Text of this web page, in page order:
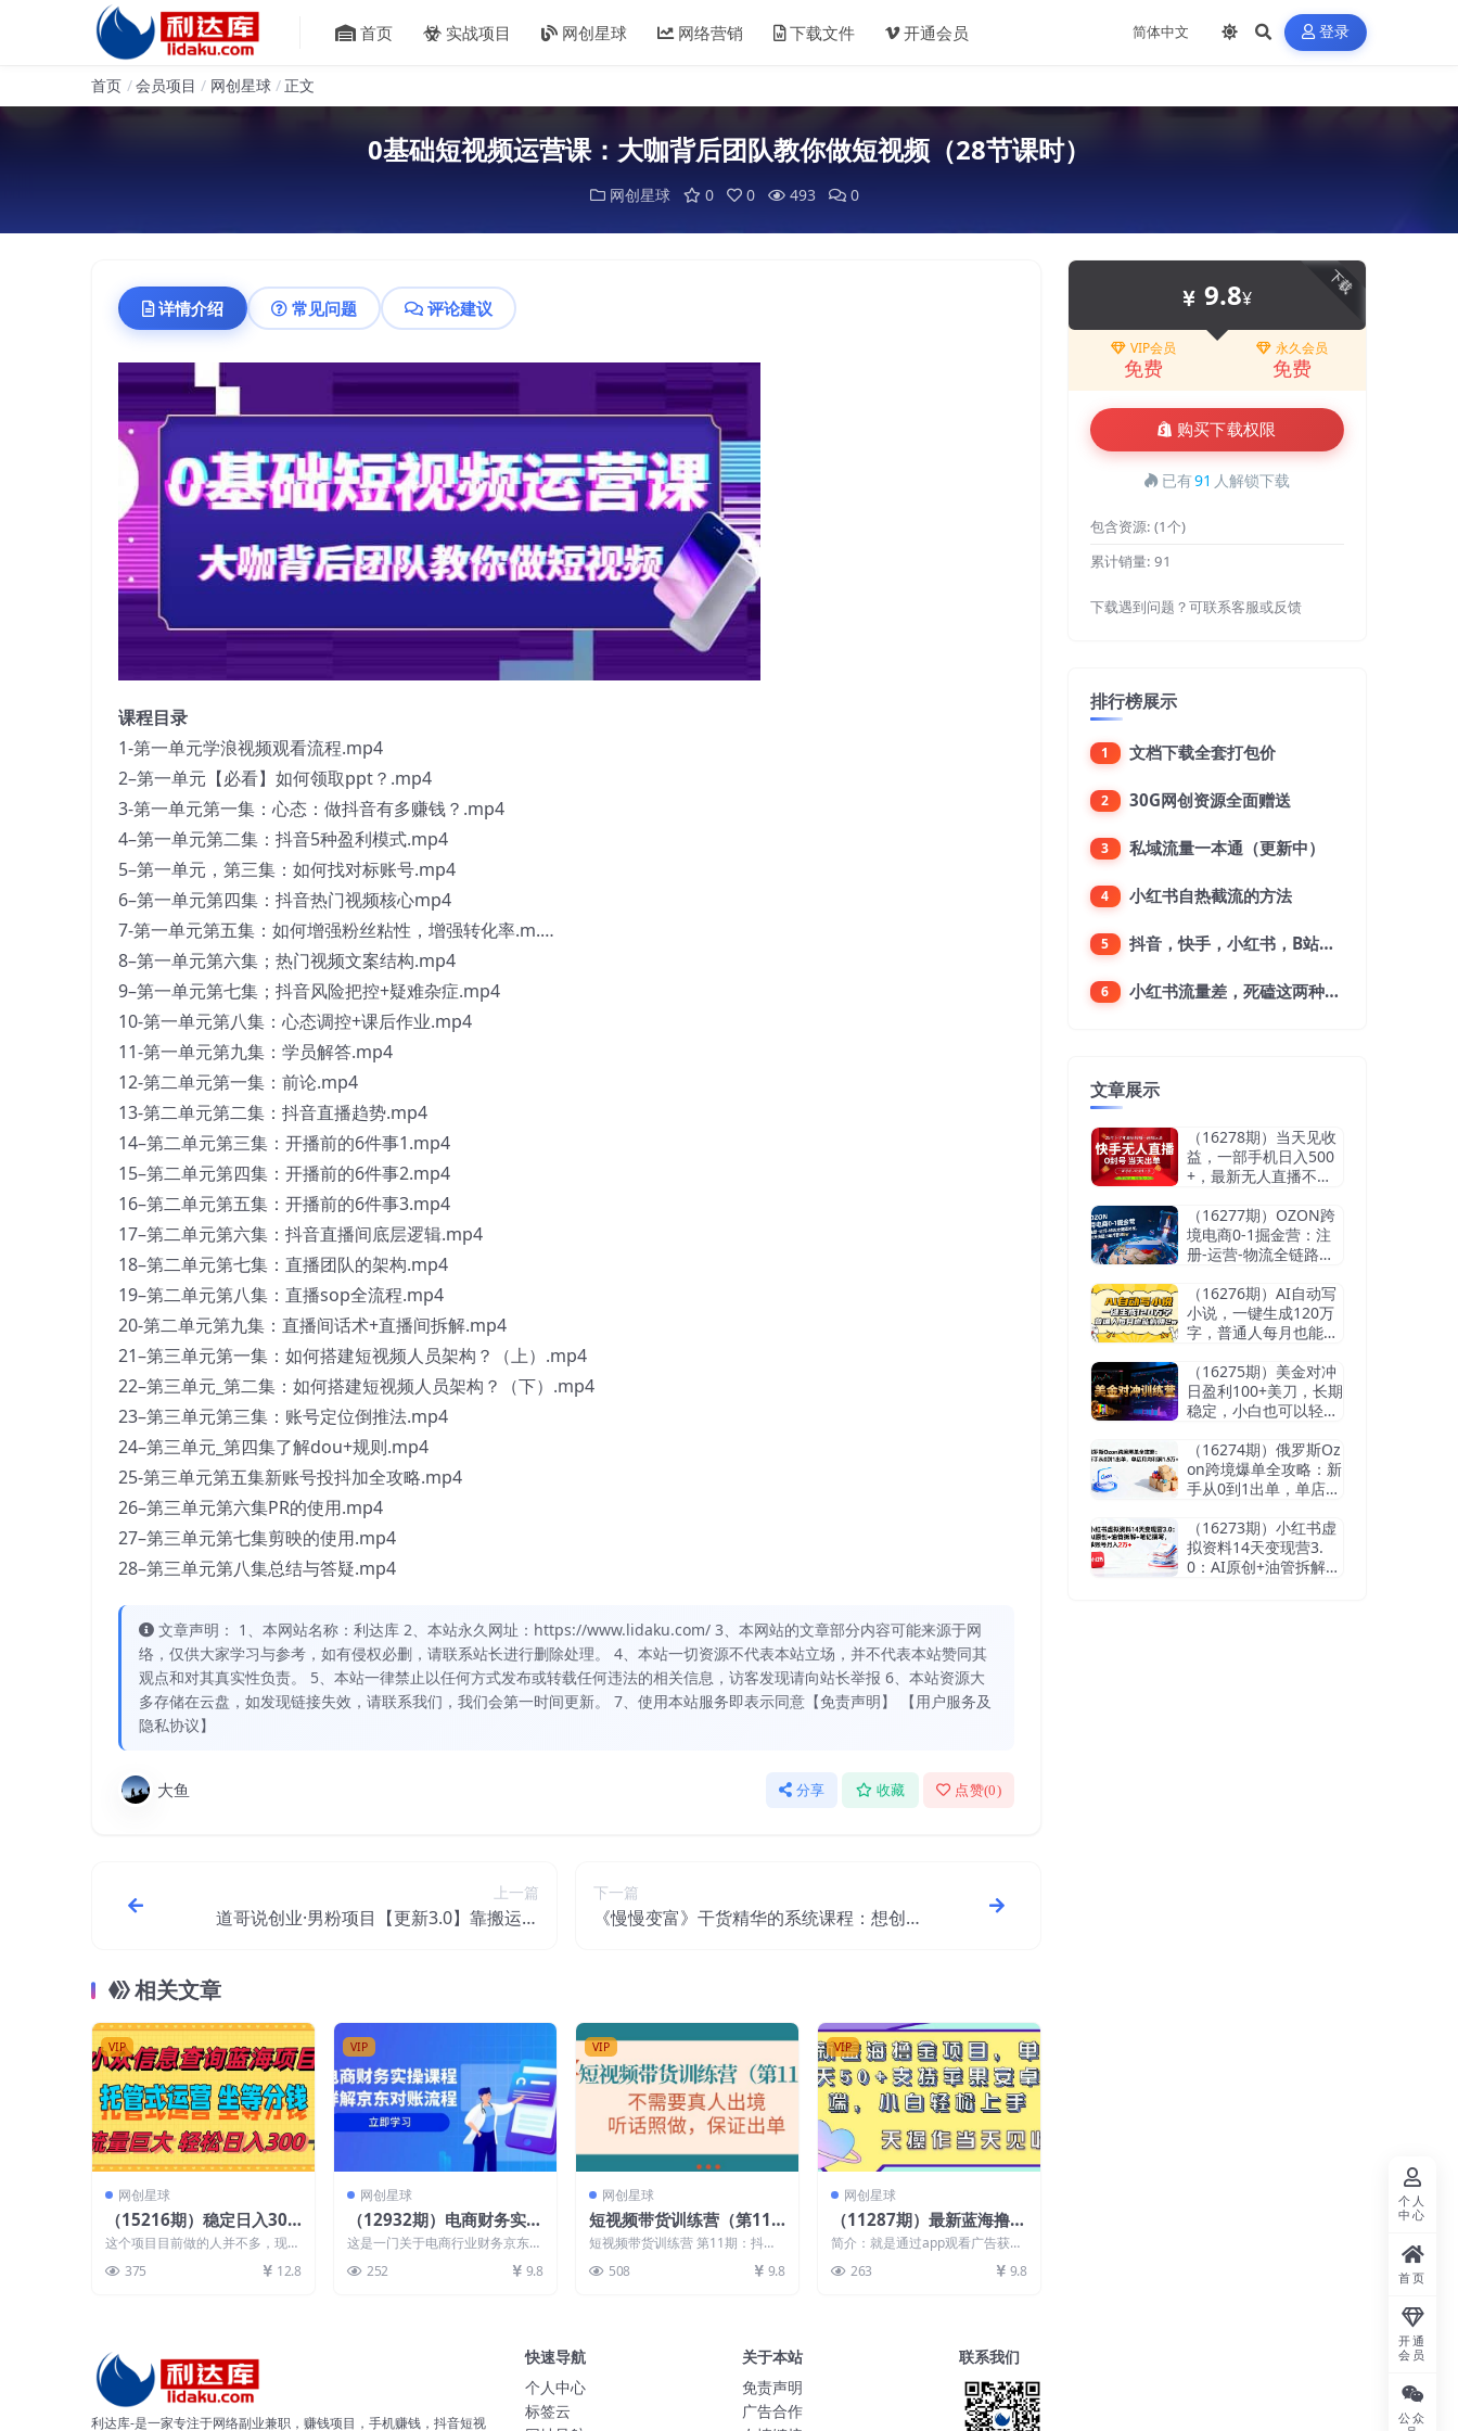
首页 实战项目 网创星球 网络营销 下载文件 开通会员 登录
首页 会员项目 网创星球 正文
0基础短视频运营课：大咖背后团队教你做短视频（28节课时）
网创星球 0 0 493 0
详情介绍 常见问题 评论建议
课程目录
1-第一单元学浪视频观看流程.mp4
2–第一单元【必看】如何领取ppt？.mp4
3-第一单元第一集：心态：做抖音有多赚钱？.mp4
4–第一单元第二集：抖音5种盈利模式.mp4
5–第一单元，第三集：如何找对标账号.mp4
6–第一单元第四集：抖音热门视频核心mp4
7-第一单元第五集：如何增强粉丝粘性，增强转化率.m.…
8–第一单元第六集；热门视频文案结构.mp4
9–第一单元第七集；抖音风险把控+疑难杂症.mp4
10-第一单元第八集：心态调控+课后作业.mp4
11-第一单元第九集：学员解答.mp4
12-第二单元第一集：前论.mp4
13-第二单元第二集：抖音直播趋势.mp4
14–第二单元第三集：开播前的6件事1.mp4
15–第二单元第四集：开播前的6件事2.mp4
16–第二单元第五集：开播前的6件事3.mp4
17–第二单元第六集：抖音直播间底层逻辑.mp4
18–第二单元第七集：直播团队的架构.mp4
19–第二单元第八集：直播sop全流程.mp4
20-第二单元第九集：直播间话术+直播间拆解.mp4
21–第三单元第一集：如何搭建短视频人员架构？（上）.mp4
22–第三单元_第二集：如何搭建短视频人员架构？（下）.mp4
23–第三单元第三集：账号定位倒推法.mp4
24–第三单元_第四集了解dou+规则.mp4
25-第三单元第五集新账号投抖加全攻略.mp4
26–第三单元第六集PR的使用.mp4
27–第三单元第七集剪映的使用.mp4
28–第三单元第八集总结与答疑.mp4
文章声明： 1、本网站名称：利达库 2、本站永久网址：https://www.lidaku.com/ 3、本网站的文章部分内容可能来源于网
络，仅供大家学习与参考，如有侵权必删，请联系站长进行删除处理。 4、本站一切资源不代表本站立场，并不代表本站赞同其
观点和对其真实性负责。 5、本站一律禁止以任何方式发布或转载任何违法的相关信息，访客发现请向站长举报 6、本站资源大
多存储在云盘，如发现链接失效，请联系我们，我们会第一时间更新。 7、使用本站服务即表示同意【免责声明】 【用户服务及
隐私协议】
大鱼 分享 收藏 点赞(0)
上一篇
道哥说创业·男粉项目【更新3.0】靠搬运赚
下一篇
《慢慢变富》干货精华的系统课程：想创
相关文章
VIP
网创星球
（15216期）稳定日入300
＋，小众信息查询蓝海项
目，全程懒人式托管，解放
你的时间
这个项目目前做的人并不多，现在
的人 我们通过抖音进...
375 12.8
VIP
网创星球
（12932期）电商财务实操
课程：详解京东对账流程，
从交易流程到利润核算全面
覆盖
这是一门关于电商行业财务京东对
易流程、财务常用分录...
252 9.8
VIP
网创星球
短视频带货训练营（第11
期），不需要真人出境，听
短视频带货训练营 第11期：抖音
镜 不需要做熟...
508 9.8
VIP
网创星球
（11287期）最新蓝海撸金
项目，单号一天50+， 支持
苹果安卓双端，小白轻松上
手 当…
简介：就是通过app观看广告获得
一获得人民币￥0....
263 9.8
下载
9.8¥
VIP会员
免费
永久会员
免费
购买下载权限
已有91 人解锁下载
包含资源: (1个)
累计销量: 91
下载遇到问题？可联系客服或反馈
排行榜展示
1 文档下载全套打包价
2 30G网创资源全面赠送
3 私域流量一本通（更新中）
4 小红书自热截流的方法
5 抖音，快手，小红书，B站，微博，微信公众号，微信视频号。每一个平台，都是不一样的机会，对应不一样的赚钱思路
6 小红书流量差，死磕这两种笔记就好
文章展示
（16278期）当天见收
益，一部手机日入500
+，最新无人直播不违
（16277期）OZON跨
境电商0-1掘金营：注
册-运营-物流全链路体
收8w
（16276期）AI自动写
小说，一键生成120万
字，普通人每月也能躺
（16275期）美金对冲
日盈利100+美刀，长期
稳定，小白也可以轻松
（16274期）俄罗斯Oz
on跨境爆单全攻略：新
手从0到1出单，单店月
（16273期）小红书虚
拟资料14天变现营3.
0：AI原创+油管拆解
利达库-是一家专注于网络副业兼职，赚钱项目，手机赚钱，抖音短视
快速导航
个人中心
标签云
关于本站
免责声明
广告合作
联系我们
个人
中心
首页
开通
会员
公众